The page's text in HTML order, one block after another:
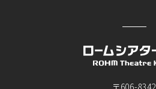
〒606-8342